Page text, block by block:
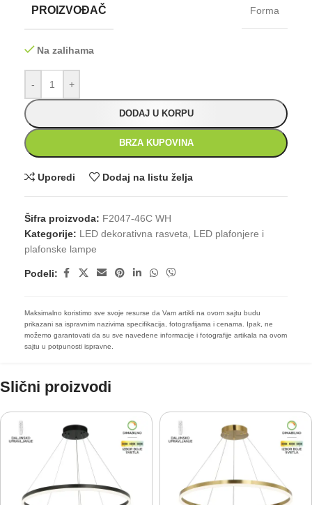
PROIZVOĐAČ Forma
Na zalihama
- +
DODAJ U KORPU
BRZA KUPOVINA
Uporedi Dodaj na listu želja
Šifra proizvoda: F2047-46C WH
Kategorije: LED dekorativna rasveta
LED plafonjere i
plafonske lampe
Podeli:
Maksimalno koristimo sve svoje resurse da Vam artikli na ovom sajtu budu
prikazani sa ispravnim nazivima specifikacija, fotografijama i cenama. Ipak, ne
možemo garantovati da su sve navedene informacije i fotografije artikala na ovom
sajtu u potpunosti ispravne.
Slični proizvodi